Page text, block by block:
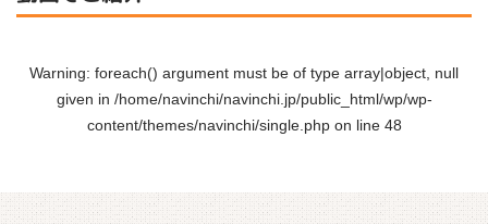
Warning: foreach() argument must be of type array|object, null
given in /home/navinchi/navinchi.jp/public_html/wp/wp-
content/themes/navinchi/single.phpon line 48